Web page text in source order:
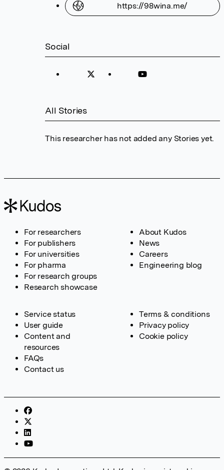
https://98wina.me/
Social
All Stories
This researcher has not added any Stories yet.
For researchers
For publishers
For universities
For pharma
For research groups
Research showcase
About Kudos
News
Careers
Engineering blog
Service status
User guide
Content and
resources
FAQs
Contact us
Terms & conditions
Privacy policy
Cookie policy